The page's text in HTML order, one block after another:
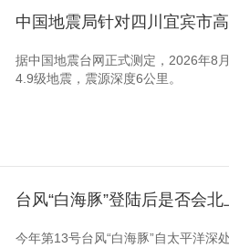
中国地震局针对四川宜宾市
据中国地震台网正式测定，2026年8
4.9级地震，震源深度6公里。
台风“白海豚”登陆后是否会
今年第13号台风“白海豚”自太平洋深